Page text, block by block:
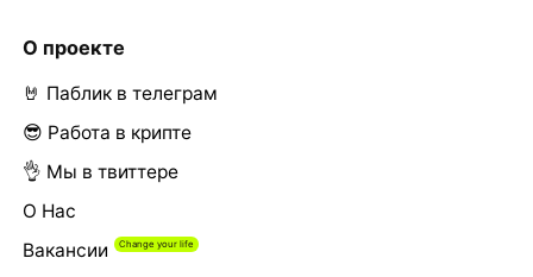
О проекте
🤘 Паблик в телеграм
😎 Работа в крипте
👌 Мы в твиттере
О Нас
Вакансии